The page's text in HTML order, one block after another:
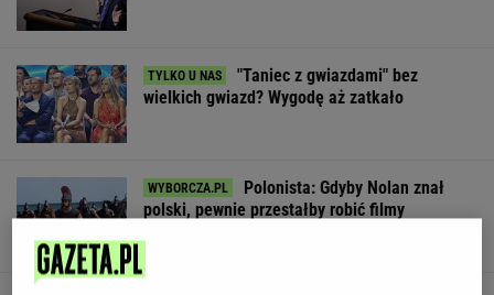
"Taniec z gwiazdami" bez
wielkich gwiazd? Wygodę aż zatkało
Polonista: Gdyby Nolan znał
polski, pewnie przestałby robić filmy
SUBSKRYPCJA